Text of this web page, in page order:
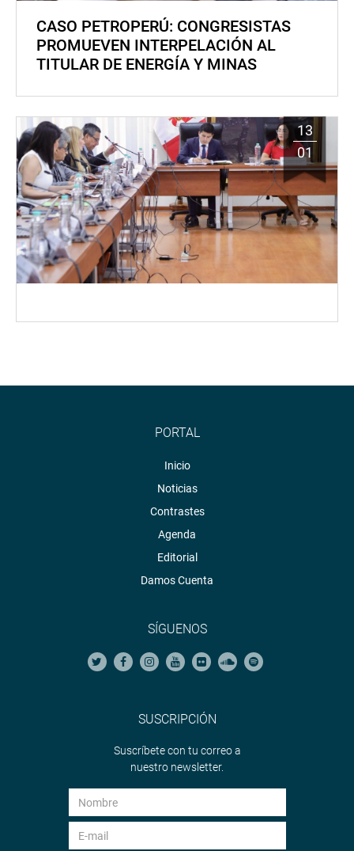
CASO PETROPERÚ: CONGRESISTAS
PROMUEVEN INTERPELACIÓN AL
TITULAR DE ENERGÍA Y MINAS
13
01
PORTAL
Inicio
Noticias
Contrastes
Agenda
Editorial
Damos Cuenta
SÍGUENOS
SUSCRIPCIÓN
Suscríbete con tu correo a
nuestro newsletter.